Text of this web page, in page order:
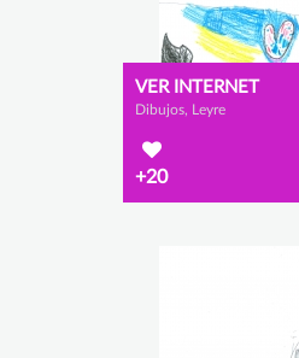
VER INTERNET
Dibujos, Leyre
+20